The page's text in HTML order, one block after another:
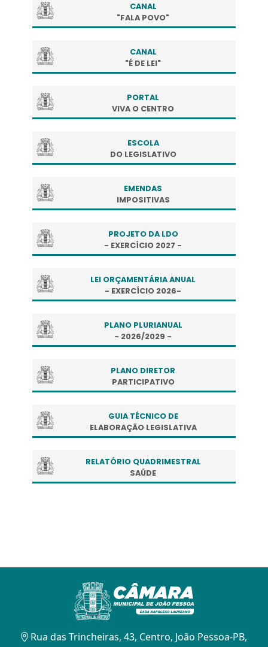
CANAL
"FALA POVO"
CANAL
"É DE LEI"
PORTAL
VIVA O CENTRO
ESCOLA
DO LEGISLATIVO
EMENDAS
IMPOSITIVAS
PROJETO DA LDO
- EXERCÍCIO 2027 -
LEI ORÇAMENTÁRIA ANUAL
- EXERCÍCIO 2026-
PLANO PLURIANUAL
- 2026/2029 -
PLANO DIRETOR
PARTICIPATIVO
GUIA TÉCNICO DE
ELABORAÇÃO LEGISLATIVA
RELATÓRIO QUADRIMESTRAL
SAÚDE
Rua das Trincheiras, 43, Centro, João Pessoa-PB,